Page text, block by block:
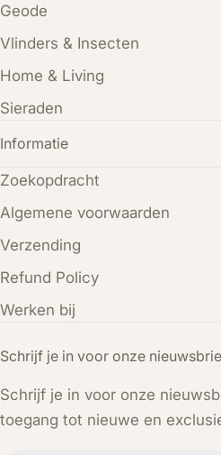
Schrijf je in voor onze
Schrijf je in voor onze
toegang tot nieuwe en
Geode
Vlinders & Insecten
Home & Living
Sieraden
Informatie
Zoekopdracht
Algemene voorwaarden
Verzending
Refund Policy
Werken bij